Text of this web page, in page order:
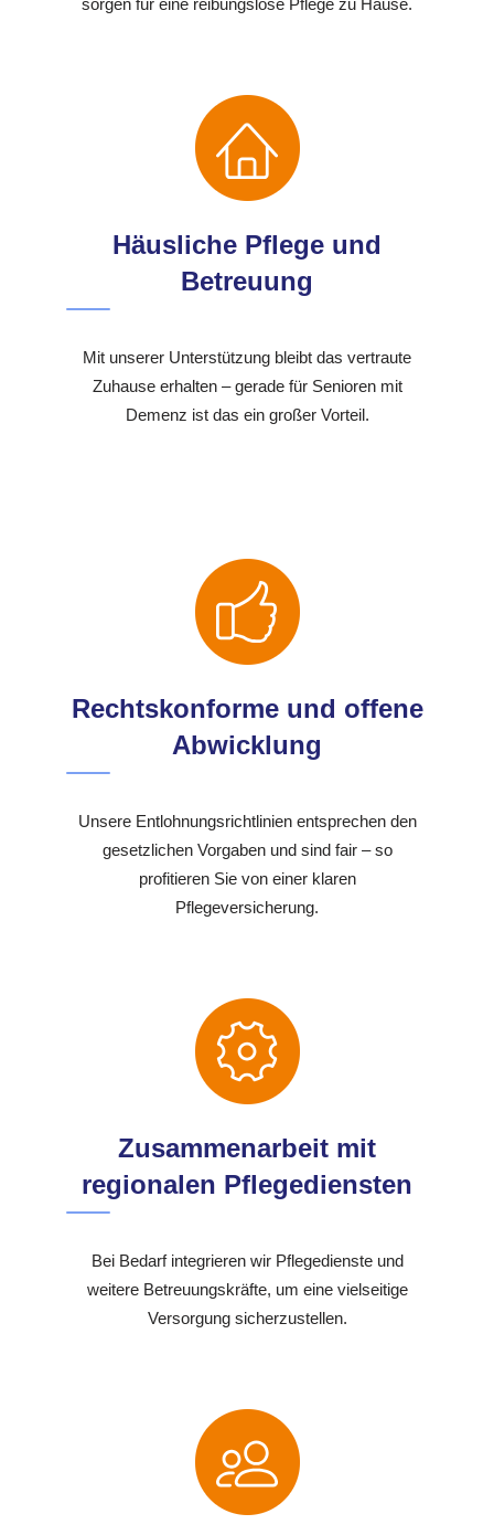
sorgen für eine reibungslose Pflege zu Hause.
Häusliche Pflege und
Betreuung
Mit unserer Unterstützung bleibt das vertraute
Zuhause erhalten – gerade für Senioren mit
Demenz ist das ein großer Vorteil.
Rechtskonforme und offene
Abwicklung
Unsere Entlohnungsrichtlinien entsprechen den
gesetzlichen Vorgaben und sind fair – so
profitieren Sie von einer klaren
Pflegeversicherung.
Zusammenarbeit mit
regionalen Pflegediensten
Bei Bedarf integrieren wir Pflegedienste und
weitere Betreuungskräfte, um eine vielseitige
Versorgung sicherzustellen.